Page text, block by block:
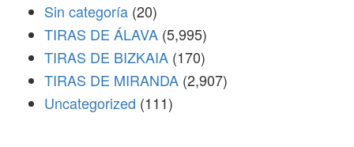
Sin categoría (20)
TIRAS DE ÁLAVA (5,995)
TIRAS DE BIZKAIA (170)
TIRAS DE MIRANDA (2,907)
Uncategorized (111)